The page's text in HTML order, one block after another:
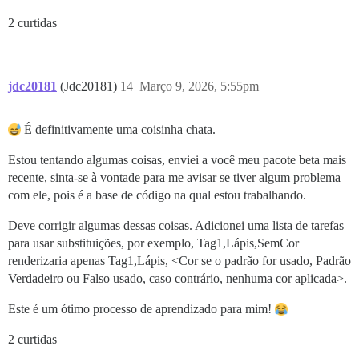
2 curtidas
jdc20181 (Jdc20181) Março 9, 2026, 5:55pm
14
É definitivamente uma coisinha chata.
Estou tentando algumas coisas, enviei a você meu pacote beta mais
recente, sinta-se à vontade para me avisar se tiver algum problema
com ele, pois é a base de código na qual estou trabalhando.
Deve corrigir algumas dessas coisas. Adicionei uma lista de tarefas
para usar substituições, por exemplo, Tag1,Lápis,SemCor
renderizaria apenas Tag1,Lápis, <Cor se o padrão for usado, Padrão
Verdadeiro ou Falso usado, caso contrário, nenhuma cor aplicada>.
Este é um ótimo processo de aprendizado para mim!
2 curtidas